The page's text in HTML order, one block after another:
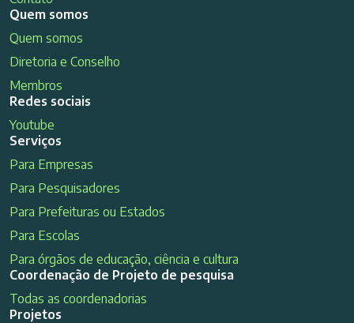
Quem somos
Quem somos
Diretoria e Conselho
Membros
Redes sociais
Youtube
Serviços
Para Empresas
Para Pesquisadores
Para Prefeituras ou Estados
Para Escolas
Para órgãos de educação, ciência e cultura
Coordenação de Projeto de pesquisa
Todas as coordenadorias
Projetos